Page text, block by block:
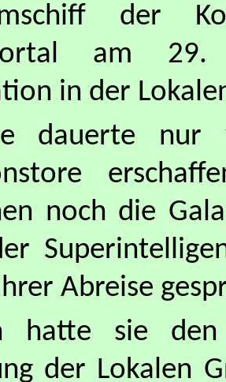
der
am
in der
dauerte nur
noch die
Abreise
hatte sie
der Lokalen